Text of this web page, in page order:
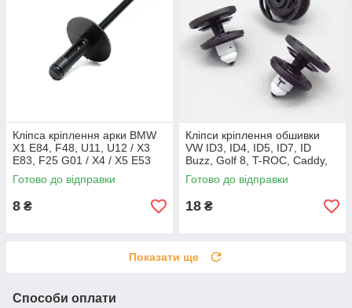
Кліпса кріплення арки BMW
X1 E84, F48, U11, U12 / X3
E83, F25 G01 / X4 / X5 E53
E70 F15 G05, G18 / X6 E71,
F16, G06 / 51717002953,
Готово до відправки
8 ₴
Кліпси кріплення обшивки
VW ID3, ID4, ІD5, ID7, ID
Buzz, Golf 8, T-ROC, Caddy,
Passat B9, Tiguan,
Transporter T6, 3CN868243,
Готово до відправки
18 ₴
Показати ще
Способи оплати